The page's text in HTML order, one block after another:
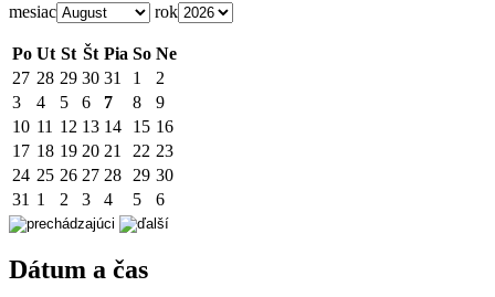
mesiac rok
Po Ut St Št Pia So Ne
27 28 29 30 31 1
2
3
4 5 6 7 8
9
10 11 12 13 14 15 16
17 18 19 20 21 22 23
24 25 26 27 28 29 30
31 1 2 3 4 5 6
Dátum a čas